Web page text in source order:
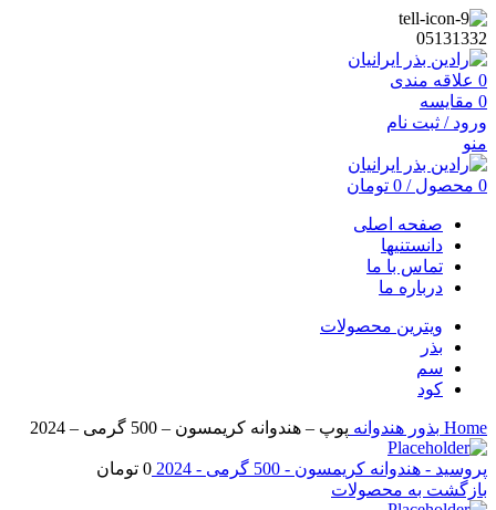
05131332
0 علاقه مندی
0 مقایسه
ورود / ثبت نام
منو
0 محصول /
0 تومان
صفحه اصلی
دانستنیها
تماس با ما
درباره ما
ویترین محصولات
بذر
سم
کود
Home بذور هندوانه پوپ – هندوانه کریمسون – 500 گرمی – 2024
پروسید - هندوانه کریمسون - 500 گرمی - 2024 0 تومان
بازگشت به محصولات